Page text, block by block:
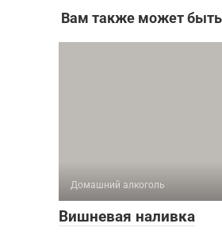
Вам также может быть
Домашний алкоголь
Вишневая наливка